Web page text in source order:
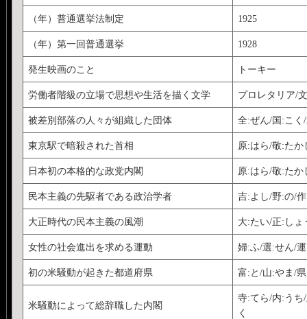
（年）普通選挙法制定 1925
（年）第一回普通選挙 1928
発生映画のこと トーキー
労働者階級の立場で思想や生活を描く文学 プロレタリア/
被差別部落の人々が組織した団体 全:ぜん/国:こく
東京駅で暗殺された首相 原:はら/敬:たか
日本初の本格的な政党内閣 原:はら/敬:た
民本主義の先駆者である政治学者 吉:よし/野:の/
大正時代の民本主義の風潮 大:たい/正:しょ
女性の社会進出を求める運動 婦:ふ/選:せん/
初の米騒動が起きた都道府県 富:と/山:やま/
米騒動によって総辞職した内閣
寺:てら/内:うち
く